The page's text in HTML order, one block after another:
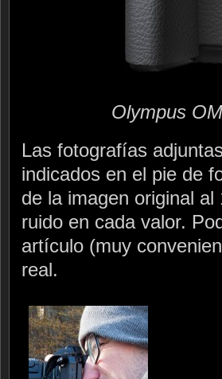
Olympus
Las fotografías
indicados en el pie de
de la imagen original
ruido en cada valor.
artículo (muy
real.